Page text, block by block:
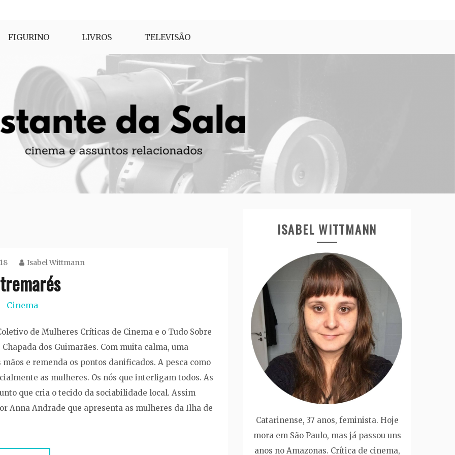
FIGURINO LIVROS TELEVISÃO
Isabel Wittmann
Cinema
de Mulheres Críticas de Cinema e o Tudo Sobre
dos Guimarães. Com muita calma, uma
e remenda os pontos danificados. A pesca como
as mulheres. Os nós que interligam todos. As
que cria o tecido da sociabilidade local. Assim
Anna Andrade que apresenta as mulheres da Ilha de
ISABEL WITTMANN
Catarinense, 37 anos, feminista. Hoje
mora em São Paulo, mas já passou uns
anos no Amazonas. Crítica de cinema,